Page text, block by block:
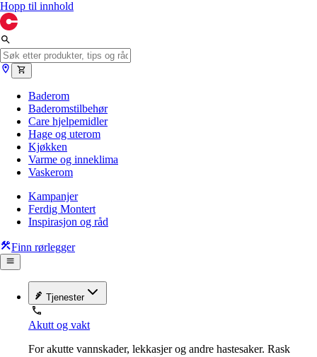
Hopp til innhold
Baderom
Baderomstilbehør
Care hjelpemidler
Hage og uterom
Kjøkken
Varme og inneklima
Vaskerom
Kampanjer
Ferdig Montert
Inspirasjon og råd
Finn rørlegger
Tjenester
Akutt og vakt
For akutte vannskader, lekkasjer og andre hastesaker. Rask